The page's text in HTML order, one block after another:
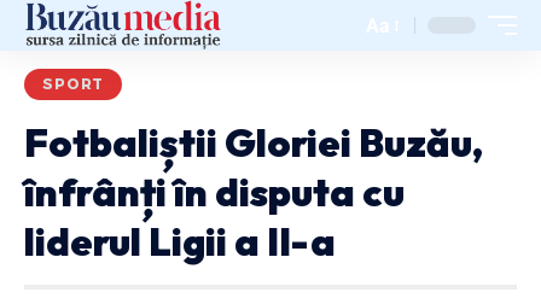
Aa
SPORT
Fotbaliștii Gloriei Buzău,
înfrânți în disputa cu
liderul Ligii a II-a